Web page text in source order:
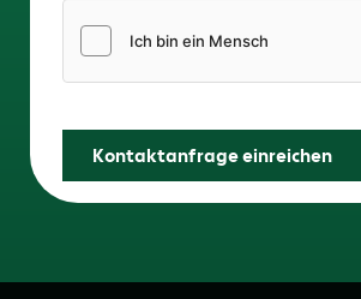
Kontaktanfrage einreichen